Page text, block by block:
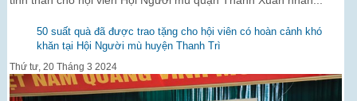
50 suất quà đã được trao tặng cho hội viên có hoàn cảnh khó
khăn tại Hội Người mù huyện Thanh Trì
Thứ tư, 20 Tháng 3 2024